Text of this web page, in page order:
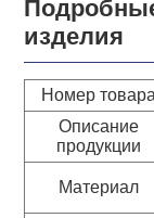
изделия
Номер товара
Описание
продукции
Материал